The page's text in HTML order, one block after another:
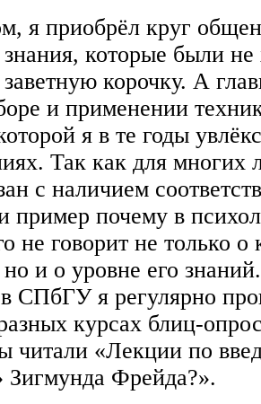
я приобрёл круг
которые были
корочку. А
и применении
я в те годы
Так как для многих
с наличием
пример почему в
не говорит не только о
и о уровне его знаний.
СПбГУ я регулярно
курсах блиц-
читали «Лекции по
Зигмунда Фрейда?».